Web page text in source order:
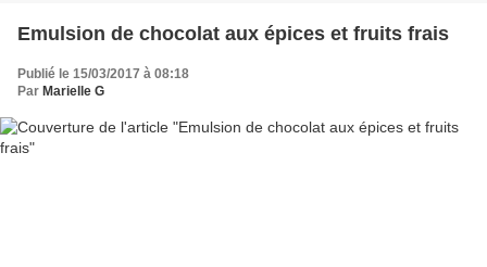
Emulsion de chocolat aux épices et fruits frais
Publié le 15/03/2017 à 08:18
Par Marielle G